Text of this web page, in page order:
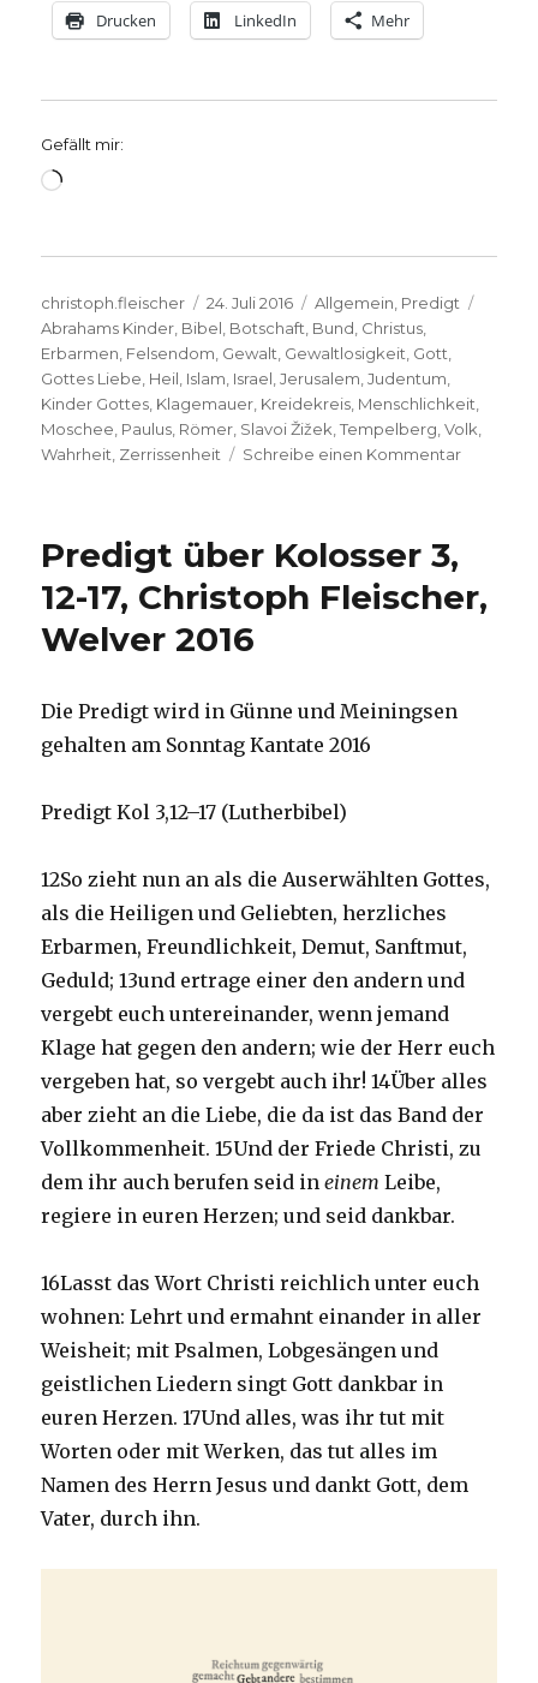
Drucken LinkedIn Mehr
Gefällt mir:
Wird
Autor
christoph.fleischer
Veröffentlicht
am
24. Juli 2016 Kategorien
Allgemein, Predigt
Abrahams Kinder, Bibel, Botschaft, Bund, Christus,
Erbarmen, Felsendom, Gewalt, Gewaltlosigkeit, Gott,
Gottes Liebe, Heil, Islam, Israel,Jerusalem,Judentum,
Kinder Gottes, Klagemauer, Kreidekreis, Menschlichkeit,
Moschee, Paulus, Römer, Slavoi Žižek,Tempelberg,Volk,
Wahrheit, Zerrissenheit Schreibe einen Kommentarzu
–
Predigt über Kolosser 3,
12-17, Christoph Fleischer,
Welver 2016
Die Predigt wird in Günne und Meiningsen
gehalten am Sonntag Kantate 2016
Predigt Kol 3,12–17 (Lutherbibel)
12So zieht nun an als die Auserwählten Gottes,
als die Heiligen und Geliebten, herzliches
Erbarmen, Freundlichkeit, Demut, Sanftmut,
Geduld; 13und ertrage einer den andern und
vergebt euch untereinander, wenn jemand
Klage hat gegen den andern; wie der Herr euch
vergeben hat, so vergebt auch ihr! 14Über alles
aber zieht an die Liebe, die da ist das Band der
Vollkommenheit. 15Und der Friede Christi, zu
dem ihr auch berufen seid ineinem Leibe,
regiere in euren Herzen; und seid dankbar.
16Lasst das Wort Christi reichlich unter euch
wohnen: Lehrt und ermahnt einander in aller
Weisheit; mit Psalmen, Lobgesängen und
geistlichen Liedern singt Gott dankbar in
euren Herzen. 17Und alles, was ihr tut mit
Worten oder mit Werken, das tut alles im
Namen des Herrn Jesus und dankt Gott, dem
Vater, durch ihn.